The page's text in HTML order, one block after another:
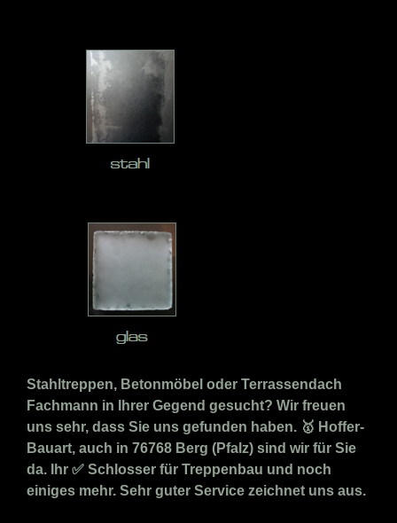
Stahltreppen, Betonmöbel oder Terrassendach
Fachmann in Ihrer Gegend gesucht? Wir freuen
uns sehr, dass Sie uns gefunden haben. 🥇 Hoffer-
Bauart, auch in 76768 Berg (Pfalz) sind wir für Sie
da. Ihr ✅ Schlosser für Treppenbau und noch
einiges mehr. Sehr guter Service zeichnet uns aus.